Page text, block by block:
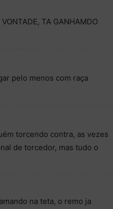
TA GANHAMDO
pelo menos com raça
torcendo contra, as vezes
de torcedor, mas tudo o
na teta, o remo ja